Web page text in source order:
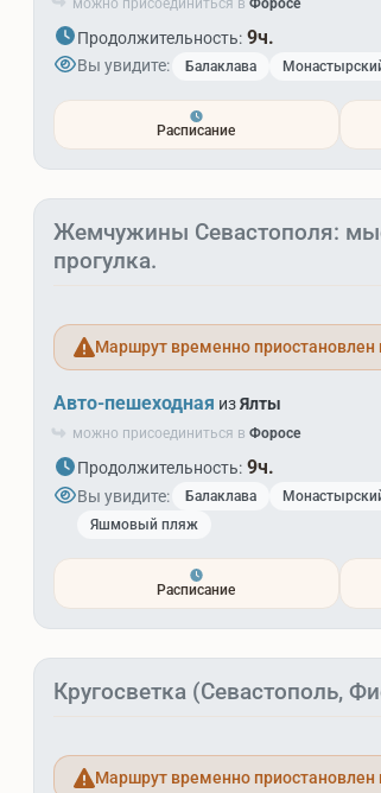
Продолжительность: 9ч.
Вы увидите: Балаклава
Расписание
Жемчужины Севастополя:
прогулка.
Маршрут временно приостановлен
Авто-пешеходная изЯлты
можно присоединиться в Форосе
Продолжительность: 9ч.
Вы увидите: Балаклава
Яшмовый пляж
Расписание
Кругосветка (Севастополь,
Маршрут временно приостановлен